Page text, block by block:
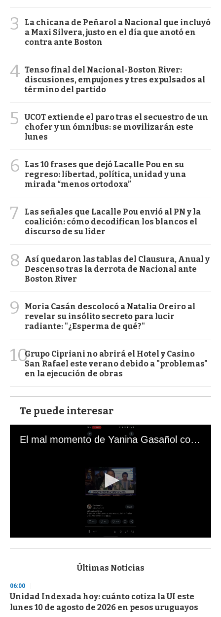
3
La chicana de Peñarol a Nacional que incluyó
a Maxi Silvera, justo en el día que anotó en
contra ante Boston
4 Tenso final del Nacional-Boston River:
discusiones, empujones y tres expulsados al
término del partido
5
UCOT extiende el paro tras el secuestro de un
chofer y un ómnibus: se movilizarán este
lunes
6
Las 10 frases que dejó Lacalle Pou en su
regreso: libertad, política, unidad y una
mirada “menos ortodoxa”
7
Las señales que Lacalle Pou envió al PN y la
coalición: cómo decodifican los blancos el
discurso de su líder
8
Así quedaron las tablas del Clausura, Anual y
Descenso tras la derrota de Nacional ante
Boston River
9
Moria Casán descolocó a Natalia Oreiro al
revelar su insólito secreto para lucir
radiante: "¿Esperma de qué?"
10Grupo Cipriani no abrirá el Hotel y Casino
San Rafael este verano debido a "problemas"
en la ejecución de obras
Te puede interesar
El mal momento de Yanina Gasañol con un hincha argentino en "Subrayado"
s
d
s
o
f
Últimas Noticias
06:00
Unidad Indexada hoy: cuánto cotiza la UI este
lunes 10 de agosto de 2026 en pesos uruguayos